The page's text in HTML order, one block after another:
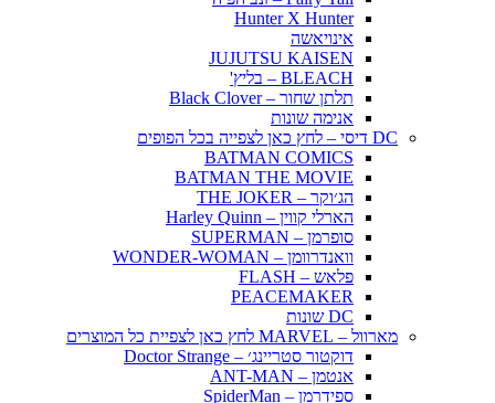
Hunter X Hunter
אינויאשה
JUJUTSU KAISEN
BLEACH – בליץ'
תלתן שחור – Black Clover
אנימה שונות
DC דיסי – לחץ כאן לצפייה בכל הפופים
BATMAN COMICS
BATMAN THE MOVIE
הג׳וקר – THE JOKER
הארלי קווין – Harley Quinn
סופרמן – SUPERMAN
וואנדרוומן – WONDER-WOMAN
פלאש – FLASH
PEACEMAKER
DC שונות
מארוול – MARVEL לחץ כאן לצפיית כל המוצרים
דוקטור סטריינג׳ – Doctor Strange
אנטמן – ANT-MAN
ספידרמן – SpiderMan